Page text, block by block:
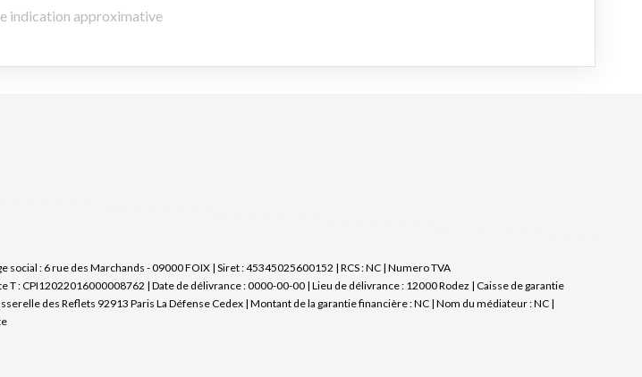
: 6 rue des Marchands - 09000 FOIX | Siret : 45345025600152 | RCS : NC | Numero TVA
T : CPI12022016000008762 | Date de délivrance : 0000-00-00 | Lieu de délivrance : 12000 Rodez | Caisse de garantie
des Reflets 92913 Paris La Défense Cedex | Montant de la garantie financière : NC | Nom du médiateur : NC |